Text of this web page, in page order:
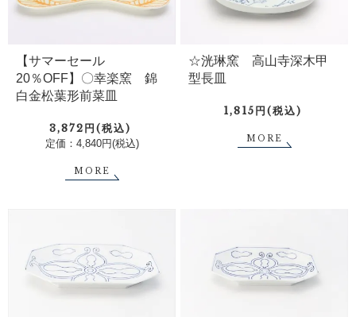
【サマーセール
20％OFF】〇幸楽窯 錦
白金松葉形前菜皿
3,872円(税込)
定価：4,840円(税込)
MORE
☆洸琳窯 高山寺深木甲
型長皿
1,815円(税込)
MORE